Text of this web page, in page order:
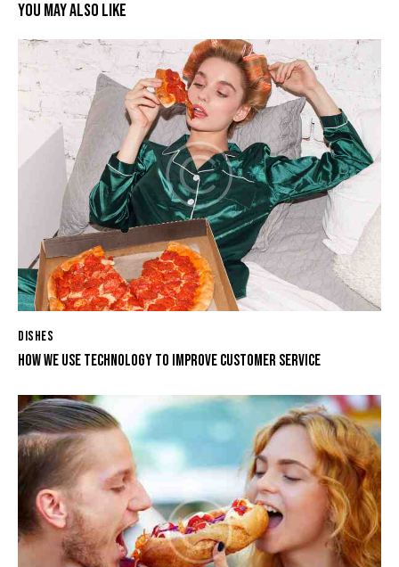
YOU MAY ALSO LIKE
DISHES
HOW WE USE TECHNOLOGY TO IMPROVE CUSTOMER SERVICE